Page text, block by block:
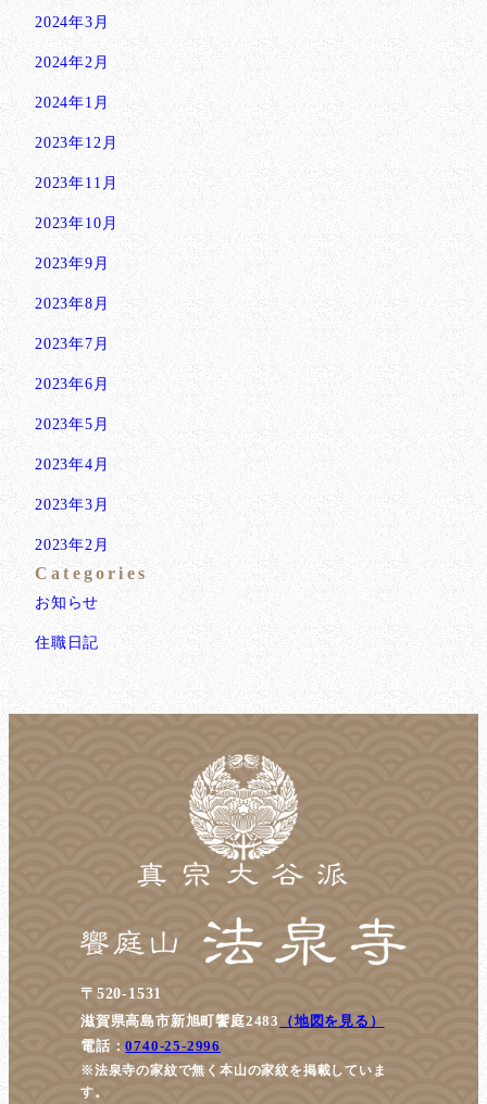
2024年3月
2024年2月
2024年1月
2023年12月
2023年11月
2023年10月
2023年9月
2023年8月
2023年7月
2023年6月
2023年5月
2023年4月
2023年3月
2023年2月
Categories
お知らせ
住職日記
〒520-1531
滋賀県高島市新旭町饗庭2483
（地図を見る）
電話：0740-25-2996
※法泉寺の家紋で無く本山の家紋を掲載していま
す。